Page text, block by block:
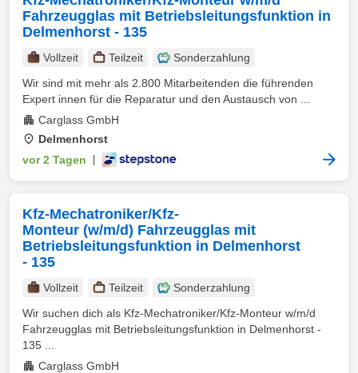
Fahrzeugglas mit Betriebsleitungsfunktion in
Delmenhorst - 135
Vollzeit Teilzeit
Sonderzahlung
Wir sind mit mehr als 2.800 Mitarbeitenden die führenden
Expert innen für die Reparatur und den Austausch von ...
Carglass GmbH
Delmenhorst
vor 2 Tagen
Kfz-Mechatroniker/Kfz-
Monteur (w/m/d) Fahrzeugglas mit
Betriebsleitungsfunktion in Delmenhorst
- 135
Vollzeit Teilzeit
Sonderzahlung
Wir suchen dich als Kfz-Mechatroniker/Kfz-Monteur w/m/d
Fahrzeugglas mit Betriebsleitungsfunktion in Delmenhorst -
135 ...
Carglass GmbH